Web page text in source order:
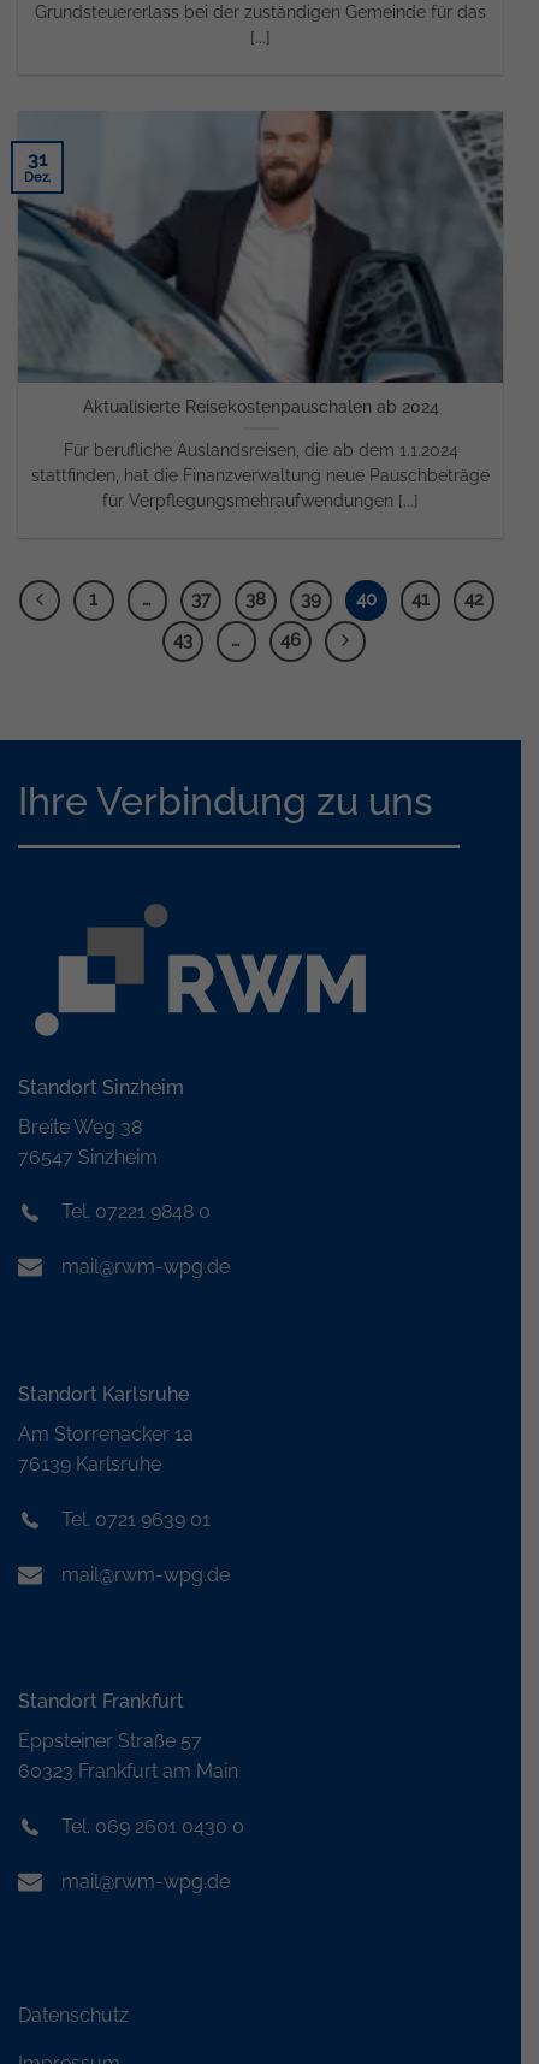
Grundsteuererlass bei der zuständigen Gemeinde für das
[...]
Aktualisierte Reisekostenpauschalen ab 2024
Für berufliche Auslandsreisen, die ab dem 1.1.2024
stattfinden, hat die Finanzverwaltung neue Pauschbeträge
für Verpflegungsmehraufwendungen [...]
31
Dez.
1 … 37 38 39 40 41
42
43
… 46
Ihre Verbindung zu uns
Standort Sinzheim
Breite Weg 38
76547 Sinzheim
Tel. 07221 9848 0
mail@rwm-wpg.de
Standort Karlsruhe
Am Storrenacker 1a
76139 Karlsruhe
Tel. 0721 9639 01
mail@rwm-wpg.de
Standort Frankfurt
Eppsteiner Straße 57
60323 Frankfurt am Main
Tel. 069 2601 0430 0
mail@rwm-wpg.de
Datenschutz